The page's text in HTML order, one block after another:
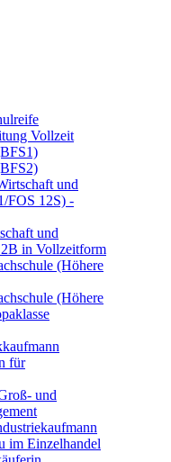
Vollzeit
und
FOS 12S) -
und
in Vollzeitform
(Höhere
(Höhere
für
und
im Einzelhandel